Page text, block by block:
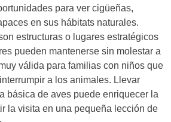
para ver cigüeñas,
en sus hábitats naturales.
estructuras o lugares estratégicos
pueden mantenerse sin molestar a
válida para familias con niños que
a los animales. Llevar
básica de aves puede enriquecer la
la visita en una pequeña lección de